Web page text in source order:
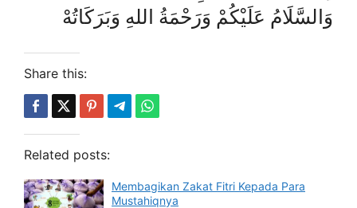
وَالسَّلَامُ عَلَيْكُمْ وَرَحْمَةُ اللهِ وَبَرَكَاتُهْ
Share this:
Related posts:
Membagikan Zakat Fitri Kepada Para
Mustahiqnya